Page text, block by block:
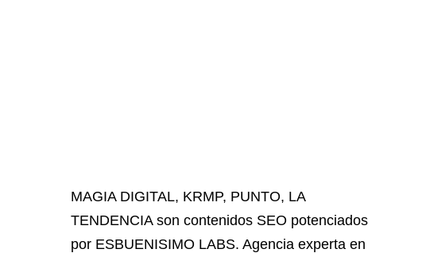
MAGIA DIGITAL, KRMP, PUNTO, LA
TENDENCIAson contenidos SEO potenciados
por ESBUENISIMO LABS. Agencia experta en